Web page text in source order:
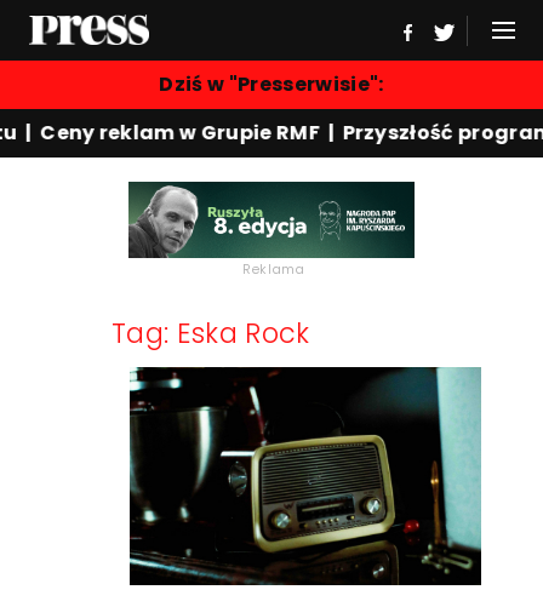
Dziś w "Presserwisie":
reklam w Grupie RMF | Przyszłość
Reklama
Tag: Eska Rock